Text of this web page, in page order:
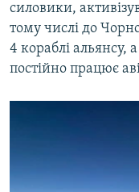
силовики,
тому числі до
4 кораблі альянсу,
постійно працює